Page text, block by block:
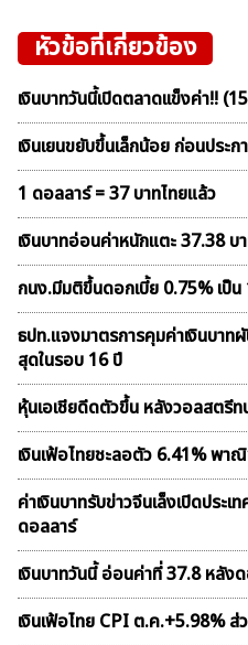
หัวข้อที่เกี่ยวข้อง
เงินบาทวันนี้เปิดตลาดเเข็งค่า!!
เงินเยนขยับขึ้นเล็กน้อย ก่อนปร
1 ดอลลาร์ = 37 บาทไทยแล้ว
เงินบาทอ่อนค่าหนักแตะ 37.38 บ
กนง.มีมติขึ้นดอกเบี้ย 0.75% เป็
ธปท.แจงมาตรการคุมค่าเงินบา
สุดในรอบ 16 ปี
หุ้นเอเชียดีดตัวขึ้น หลังวอลสตรี
เงินเฟ้อไทยชะลอตัว 6.41% พา
ค่าเงินบาทรับข่าวจีนเล็งเปิดประ
ดอลลาร์
เงินบาทวันนี้ อ่อนค่าที่ 37.8 หลัง
เงินเฟ้อไทย CPI ต.ค.+5.98%